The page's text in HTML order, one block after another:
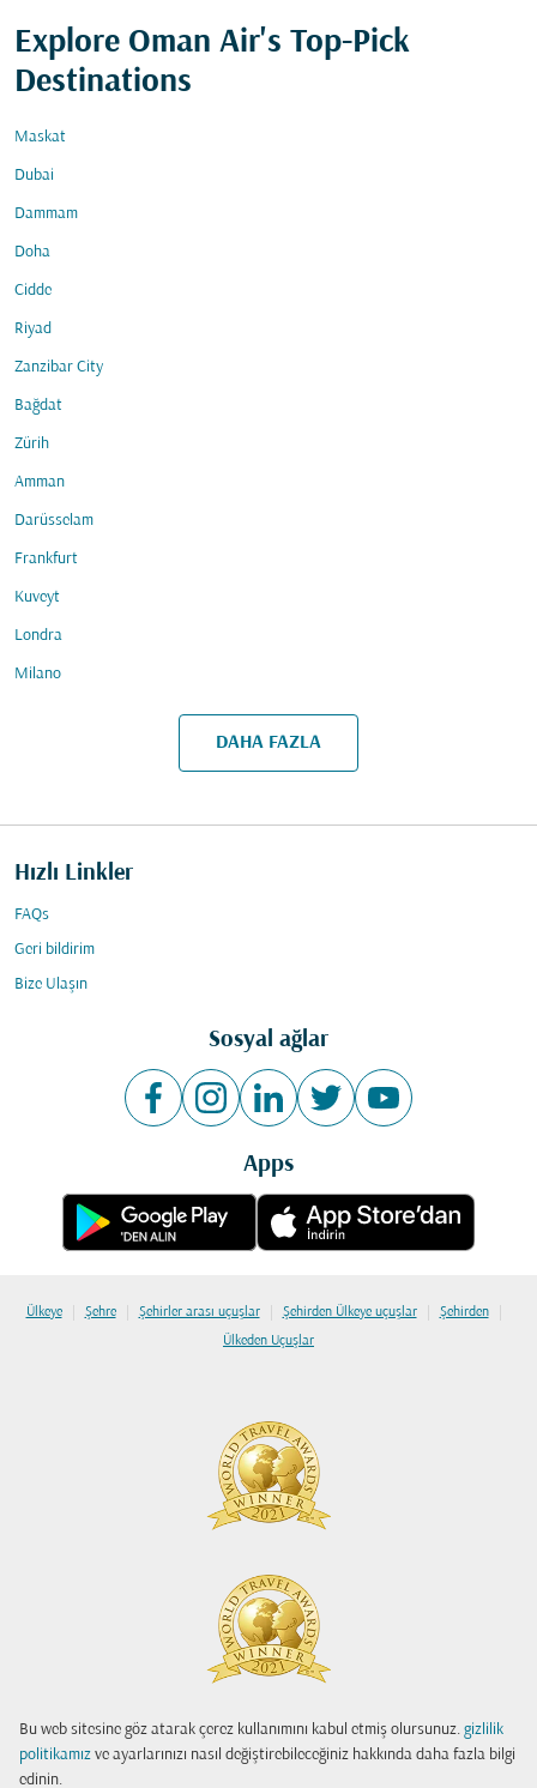
Bu web sitesine göz atarak çerez kullanımını kabul etmiş olursunuz. gizlilik
politikamız ve ayarlarınızı nasıl değiştirebileceğiniz hakkında daha fazla bilgi
edinin.
Explore Oman Air's Top-Pick
Destinations
Maskat
Dubai
Dammam
Doha
Cidde
Riyad
Zanzibar City
Bağdat
Zürih
Amman
Darüsselam
Frankfurt
Kuveyt
Londra
Milano
DAHA FAZLA
Hızlı Linkler
FAQs
Geri bildirim
Bize Ulaşın
Sosyal ağlar
Apps
Ülkeye | Şehre | Şehirler arası uçuşlar | Şehirden Ülkeye uçuşlar | Şehirden |
Ülkeden Uçuşlar